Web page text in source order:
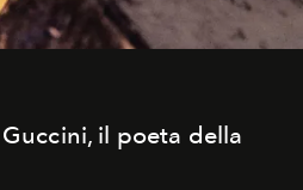
il poeta della